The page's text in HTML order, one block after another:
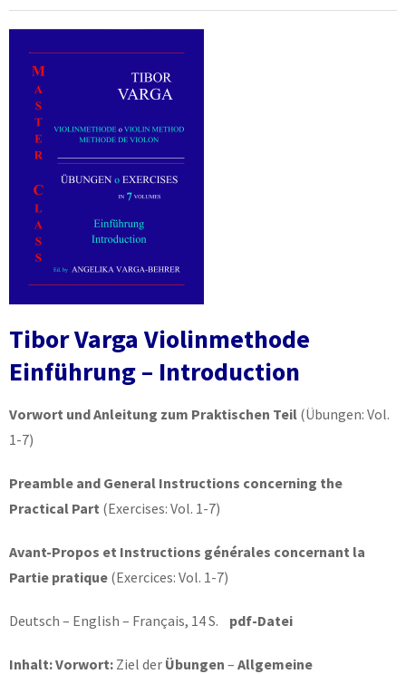
Tibor Varga Violinmethode
Einführung – Introduction
Vorwort und Anleitung zum Praktischen Teil (Übungen: Vol.
1-7)
Preamble and General Instructions concerning the
Practical Part (Exercises: Vol. 1-7)
Avant-Propos et Instructions générales concernant la
Partie pratique (Exercices: Vol. 1-7)
Deutsch – English – Français, 14 S. pdf-Datei
Inhalt: Vorwort: Ziel der Übungen – Allgemeine